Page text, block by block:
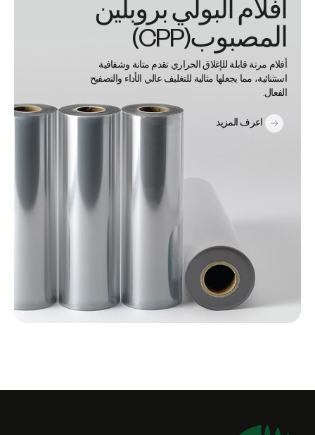
أفلام البولي بروبلين
المصبوب(CPP)
أفلام مرنة قابلة للإغلاق الحراري تقدم متانة وشفافية
استثنائية، مما يجعلها مثالية للتغليف عالي الأداء والتصفيح
الفعال.
اعرف المزيد